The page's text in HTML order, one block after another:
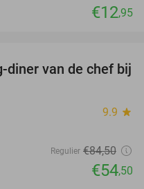
€12,95
36%
diner van de chef bij
9.9 star
Regulier €84,50
€54,50